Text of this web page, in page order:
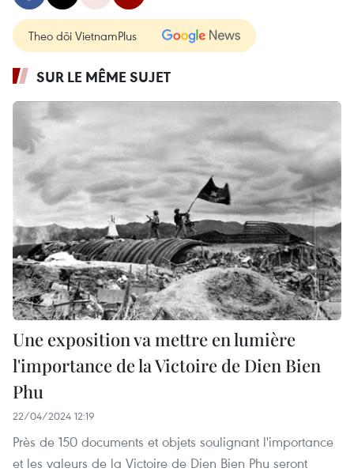
Theo dõi VietnamPlus
SUR LE MÊME SUJET
Une exposition va mettre en lumière
l'importance de la Victoire de Dien Bien
Phu
22/04/2024 12:19
Près de 150 documents et objets soulignant l'importance
et les valeurs de la Victoire de Dien Bien Phu seront